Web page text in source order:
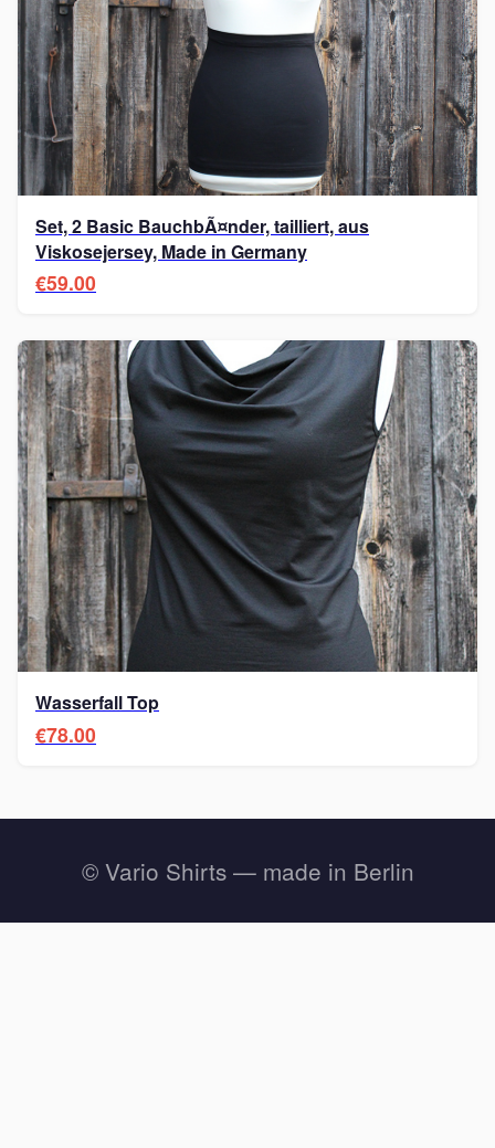
Set, 2 Basic BauchbÃ¤nder, tailliert, aus
Viskosejersey, Made in Germany
€59.00
Wasserfall Top
€78.00
© Vario Shirts — made in Berlin